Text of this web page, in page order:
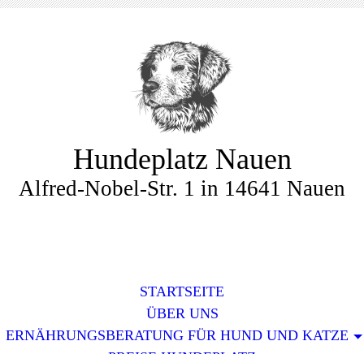
Hundeplatz Nauen
Alfred-Nobel-Str. 1 in 14641 Nauen
STARTSEITE
ÜBER UNS
ERNÄHRUNGSBERATUNG FÜR HUND UND KATZE